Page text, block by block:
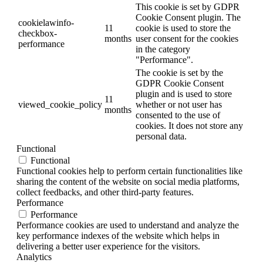
cookielawinfo-
checkbox-
performance
11
months
This cookie is set by GDPR
Cookie Consent plugin. The
cookie is used to store the
user consent for the cookies
in the category
"Performance".
viewed_cookie_policy
11
months
The cookie is set by the
GDPR Cookie Consent
plugin and is used to store
whether or not user has
consented to the use of
cookies. It does not store any
personal data.
Functional
Functional
Functional cookies help to perform certain functionalities like
sharing the content of the website on social media platforms,
collect feedbacks, and other third-party features.
Performance
Performance
Performance cookies are used to understand and analyze the
key performance indexes of the website which helps in
delivering a better user experience for the visitors.
Analytics